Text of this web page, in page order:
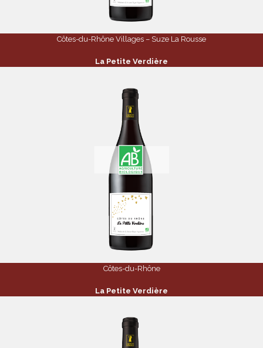
Côtes-du-Rhône Villages – Suze La Rousse
La Petite Verdière
Côtes-du-Rhône
La Petite Verdière